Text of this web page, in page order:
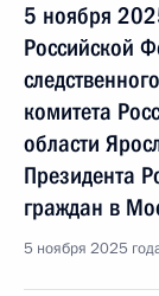
5 ноября
Российской
комитета
области
Президента
граждан в
5 ноября 2025